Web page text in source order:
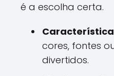
é a escolha certa.
cores, fontes
divertidos.